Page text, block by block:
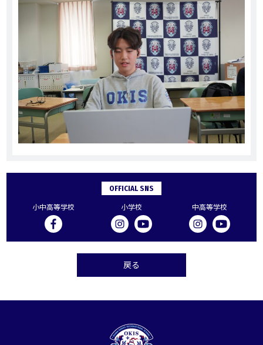
OFFICIAL SNS
小中高等学校 小学校 中高等学校
戻る